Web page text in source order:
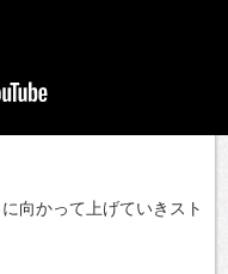
向かって上げていきスト